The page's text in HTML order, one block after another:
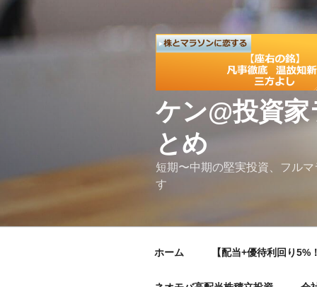
コ
テ
ケン@投資
とめ
短期〜中期の堅実投資、フル
す
ホーム 【配当+優待利回り